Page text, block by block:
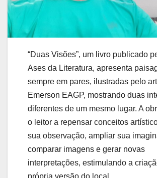
“Duas Visões”, um livro publicado
Ases da Literatura, apresenta
sempre em pares, ilustradas pelo
Emerson EAGP, mostrando duas
diferentes de um mesmo lugar. A
o leitor a repensar conceitos
sua observação, ampliar sua
comparar imagens e gerar novas
interpretações, estimulando a